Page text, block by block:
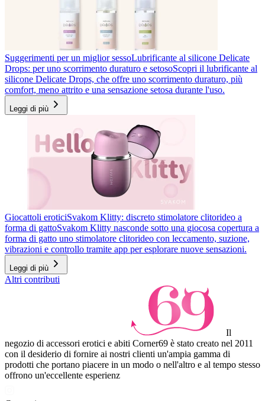
Suggerimenti per un miglior sessoLubrificante al silicone Delicate
Drops: per uno scorrimento duraturo e setosoScopri il lubrificante al
silicone Delicate Drops, che offre uno scorrimento duraturo, più
comfort, meno attrito e una sensazione setosa durante l'uso.
Leggi di più
Giocattoli eroticiSvakom Klitty: discreto stimolatore clitorideo a
forma di gattoSvakom Klitty nasconde sotto una giocosa copertura a
forma di gatto uno stimolatore clitorideo con leccamento, suzione,
vibrazioni e controllo tramite app per esplorare nuove sensazioni.
Leggi di più
Altri contributi
Il
negozio di accessori erotici e abiti Corner69 è stato creato nel 2011
con il desiderio di fornire ai nostri clienti un'ampia gamma di
prodotti che portano piacere in un modo o nell'altro e al tempo stesso
offrono un'eccellente esperienz